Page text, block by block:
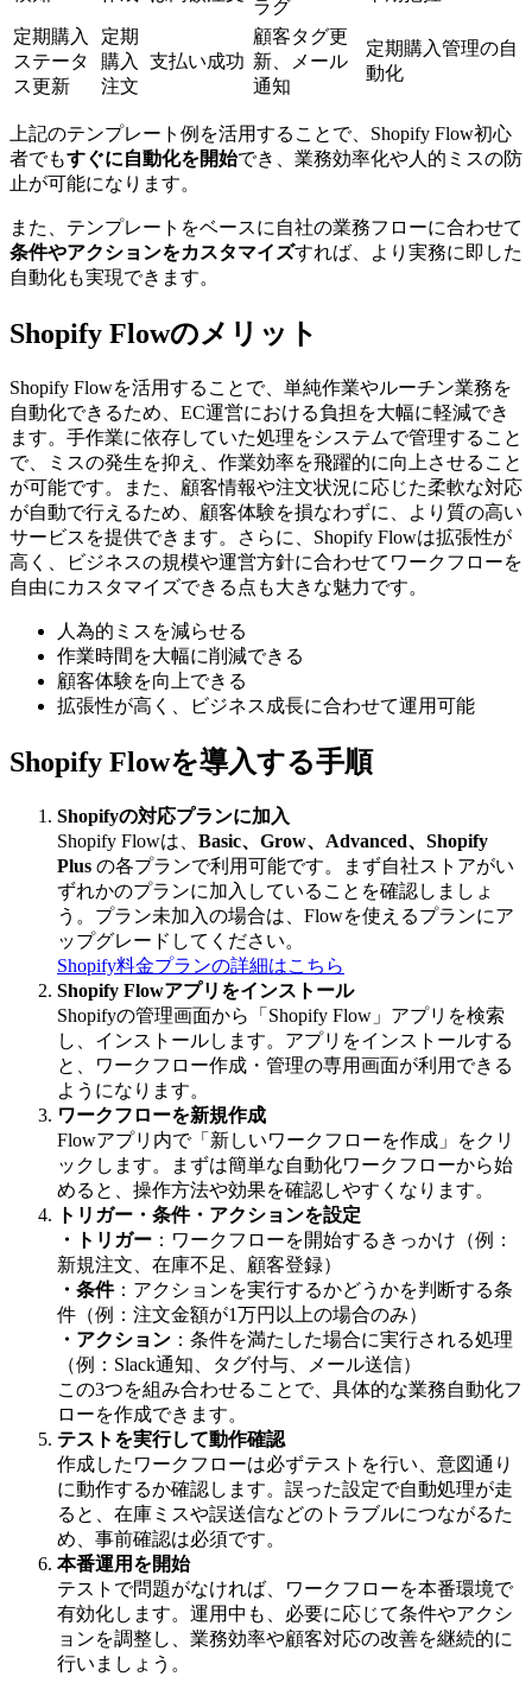
ラグ
定期購入
ステータ
ス更新
定期
購入
注文
支払い成功
顧客タグ更
新、メール
通知
定期購入管理の自
動化
上記のテンプレート例を活用することで、Shopify Flow初心
者でもすぐに自動化を開始でき、業務効率化や人的ミスの防
止が可能になります。
また、テンプレートをベースに自社の業務フローに合わせて
条件やアクションをカスタマイズすれば、より実務に即した
自動化も実現できます。
Shopify Flowのメリット
Shopify Flowを活用することで、単純作業やルーチン業務を
自動化できるため、EC運営における負担を大幅に軽減でき
ます。手作業に依存していた処理をシステムで管理すること
で、ミスの発生を抑え、作業効率を飛躍的に向上させること
が可能です。また、顧客情報や注文状況に応じた柔軟な対応
が自動で行えるため、顧客体験を損なわずに、より質の高い
サービスを提供できます。さらに、Shopify Flowは拡張性が
高く、ビジネスの規模や運営方針に合わせてワークフローを
自由にカスタマイズできる点も大きな魅力です。
人為的ミスを減らせる
作業時間を大幅に削減できる
顧客体験を向上できる
拡張性が高く、ビジネス成長に合わせて運用可能
Shopify Flowを導入する手順
Shopifyの対応プランに加入
Shopify Flowは、 Basic、Grow、Advanced、Shopify
Plus の各プランで利用可能です。まず自社ストアがい
ずれかのプランに加入していることを確認しましょ
う。プラン未加入の場合は、Flowを使えるプランにア
ップグレードしてください。
Shopify料金プランの詳細はこちら
Shopify Flowアプリをインストール
Shopifyの管理画面から「Shopify Flow」アプリを検索
し、インストールします。アプリをインストールする
と、ワークフロー作成・管理の専用画面が利用できる
ようになります。
ワークフローを新規作成
Flowアプリ内で「新しいワークフローを作成」をクリ
ックします。まずは簡単な自動化ワークフローから始
めると、操作方法や効果を確認しやすくなります。
トリガー・条件・アクションを設定
・トリガー ：ワークフローを開始するきっかけ（例：
新規注文、在庫不足、顧客登録）
・条件：アクションを実行するかどうかを判断する条
件（例：注文金額が1万円以上の場合のみ）
・アクション ：条件を満たした場合に実行される処理
（例：Slack通知、タグ付与、メール送信）
この3つを組み合わせることで、具体的な業務自動化フ
ローを作成できます。
テストを実行して動作確認
作成したワークフローは必ずテストを行い、意図通り
に動作するか確認します。誤った設定で自動処理が走
ると、在庫ミスや誤送信などのトラブルにつながるた
め、事前確認は必須です。
本番運用を開始
テストで問題がなければ、ワークフローを本番環境で
有効化します。運用中も、必要に応じて条件やアクシ
ョンを調整し、業務効率や顧客対応の改善を継続的に
行いましょう。